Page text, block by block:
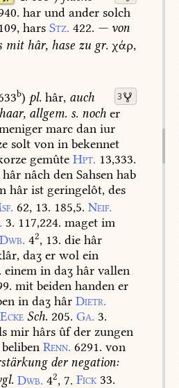
har und ander solch
109, hars Stz. 422. — von
mithâr, hase zu gr. χάρ,
3
b) pl. hâr, auch
haar, allgem. s. noch er
marc dan iur
solt von in bekennet
gemûte Hpt. 13,333.
hâr nâch den Sahsen hab
hâr ist geringelôt, des
62, 13. 185,5. Neif.
3. 117,224. maget im
Dwb. 42, 13. die hâr
daʒ er wol ein
einem in daʒ hâr vallen
mit beiden handen er
in daʒ hâr Dietr.
Ecke Sch. 205. Ga. 3.
mir hârs ûfder zungen
beliben Renn. 6291. von
dernegation:
Dwb. 42, 7. Fick 33.